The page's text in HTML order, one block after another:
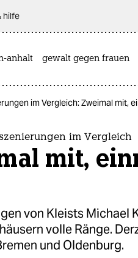
hilfe
anhalt gewalt gegen frauen
im Vergleich: Zweimal mit,
im Vergleich
mit,
von Kleists Michael
volle Ränge.
und Oldenburg.